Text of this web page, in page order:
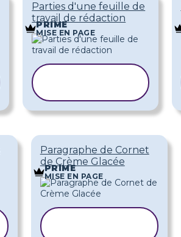
Parties d'une feuille de
travail de rédaction
PRIME
MISE EN PAGE
Paragraphe de Cornet
de Crème Glacée
PRIME
MISE EN PAGE